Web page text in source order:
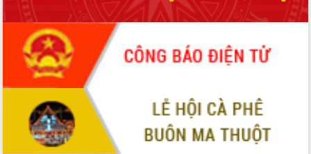
Thủ tướng Chính phủ Phạm Minh Chính
kiểm tra, chỉ đạo hoàn thành các dự
án cao tốc và thăm khu tái định cư tại
Đắk Lắk
Sôi nổi Hội đua ngựa truyền thống Gò
Thì Thùng mừng Xuân Bính Ngọ 2026
Lãnh đạo tỉnh dâng hương tưởng niệm
tại Đập Đồng Cam đầu Xuân Bính Ngọ
Ngành nông nghiệp phấn đấu tăng
trưởng đạt 5,86% trong năm 2026